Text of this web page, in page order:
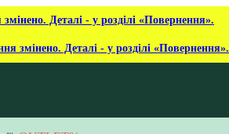
Деталі - у розділі «Повернення».
змінено. Деталі - у розділі «Повернення».